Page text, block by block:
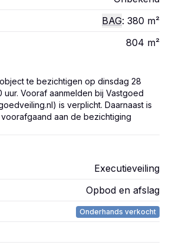
BAG: 380 m²
804 m²
te bezichtigen op dinsdag 28
uur. Vooraf aanmelden bij Vastgoed
is verplicht. Daarnaast is
aan de bezichtiging
Executieveiling
Opbod en afslag
Onderhands verkocht